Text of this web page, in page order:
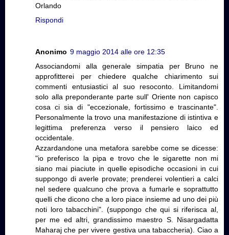
Orlando
Rispondi
Anonimo 9 maggio 2014 alle ore 12:35
Associandomi alla generale simpatia per Bruno ne
approfitterei per chiedere qualche chiarimento sui
commenti entusiastici al suo resoconto. Limitandomi
solo alla preponderante parte sull' Oriente non capisco
cosa ci sia di "eccezionale, fortissimo e trascinante".
Personalmente la trovo una manifestazione di istintiva e
legittima preferenza verso il pensiero laico ed
occidentale.
Azzardandone una metafora sarebbe come se dicesse:
"io preferisco la pipa e trovo che le sigarette non mi
siano mai piaciute in quelle episodiche occasioni in cui
suppongo di averle provate; prenderei volentieri a calci
nel sedere qualcuno che prova a fumarle e soprattutto
quelli che dicono che a loro piace insieme ad uno dei più
noti loro tabacchini". (suppongo che qui si riferisca al,
per me ed altri, grandissimo maestro S. Nisargadatta
Maharaj che per vivere gestiva una tabaccheria). Ciao a